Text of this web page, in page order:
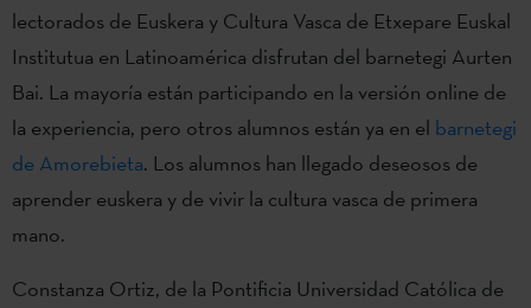
lectorados de Euskera y Cultura Vasca de Etxepare Euskal
Institutua en Latinoamérica disfrutan del barnetegi Aurten
Bai. La mayoría están participando en la versión online de
la experiencia, pero otros alumnos están ya en el barnetegi
de Amorebieta. Los alumnos han llegado deseosos de
aprender euskera y de vivir la cultura vasca de primera
mano.
Constanza Ortiz, de la Pontificia Universidad Católica de